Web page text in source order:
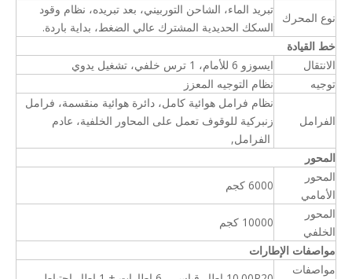
نوع المحرك
تبريد الماء، الشاحن التوربيني، بعد تبريده، نظام وقود
السكك الحديدية المشترك عالي الضغط، بداية باردة.
خط القيادة
الانتقال
ايسوزو 6 للأمام، 1 ترس خلفي، تشغيل يدوي
توجيه
نظام التوجيه المعزز
الفرامل
نظام فرامل هوائية كامل، دائرة هوائية منقسمة، فرامل
زنبركية للوقوف تعمل على المحاور الخلفية، عادم
الفرامل,
المحور
المحور
الأمامي
6000 كجم
المحور
الخلفي
10000 كجم
مواصفات الإطارات
مواصفات